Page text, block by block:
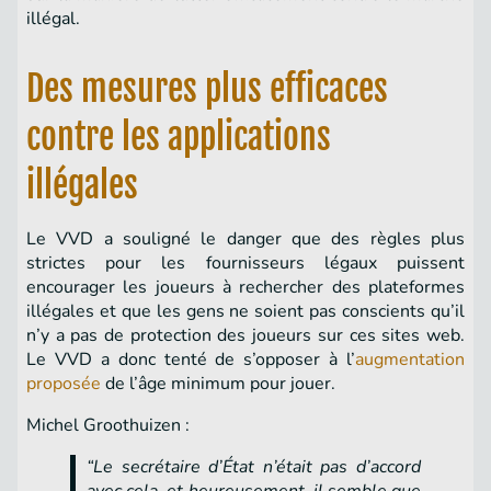
illégal.
Des mesures plus efficaces
contre les applications
illégales
Le VVD a souligné le danger que des règles plus
strictes pour les fournisseurs légaux puissent
encourager les joueurs à rechercher des plateformes
illégales et que les gens ne soient pas conscients qu’il
n’y a pas de protection des joueurs sur ces sites web.
Le VVD a donc tenté de s’opposer à l’augmentation
proposée de l’âge minimum pour jouer.
Michel Groothuizen :
“Le secrétaire d’État n’était pas d’accord